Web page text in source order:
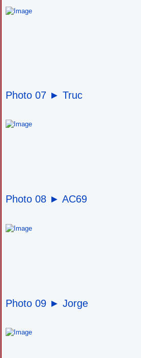
Photo 07 ► Truc
Photo 08 ► AC69
Photo 09 ► Jorge